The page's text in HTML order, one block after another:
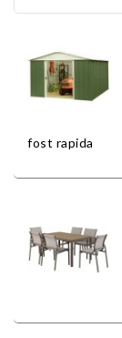
fost rapida